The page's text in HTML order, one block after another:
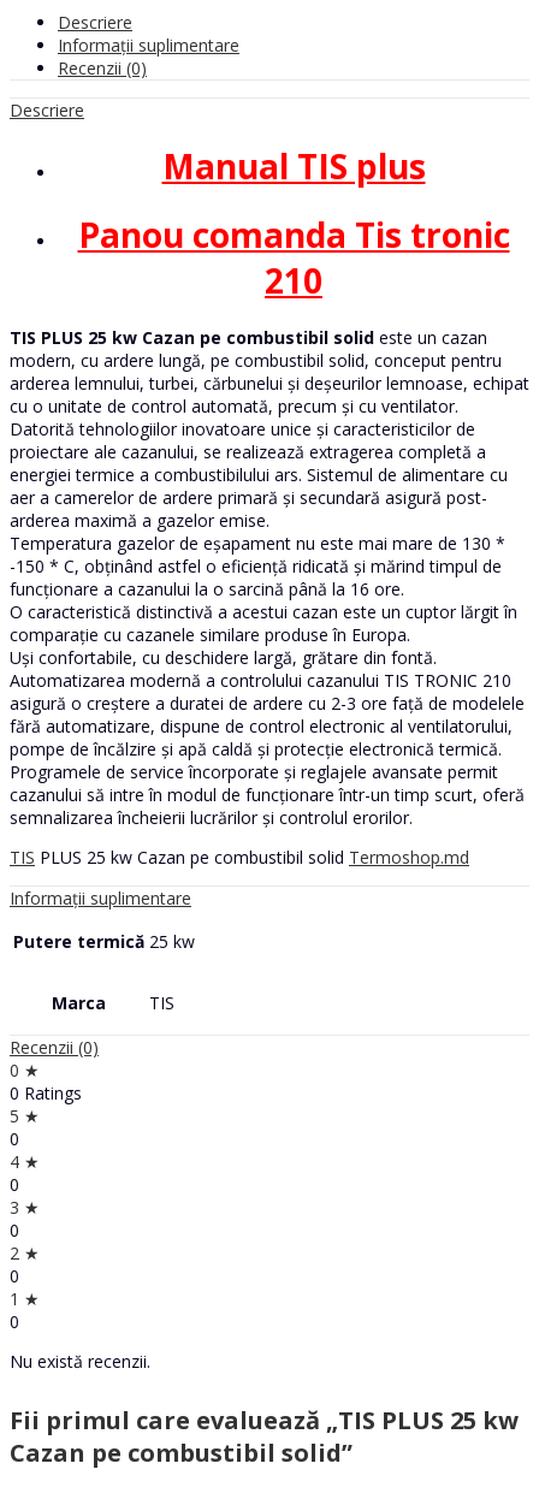
solid
quantity
Descriere
Informații suplimentare
Recenzii (0)
Descriere
Manual TIS plus
Panou comanda Tis tronic
210
TIS PLUS 25 kw Cazan pe combustibil solid este un cazan
modern, cu ardere lungă, pe combustibil solid, conceput pentru
arderea lemnului, turbei, cărbunelui și deșeurilor lemnoase, echipat
cu o unitate de control automată, precum și cu ventilator.
Datorită tehnologiilor inovatoare unice și caracteristicilor de
proiectare ale cazanului, se realizează extragerea completă a
energiei termice a combustibilului ars. Sistemul de alimentare cu
aer a camerelor de ardere primară și secundară asigură post-
arderea maximă a gazelor emise.
Temperatura gazelor de eșapament nu este mai mare de 130 *
-150 * C, obținând astfel o eficiență ridicată și mărind timpul de
funcționare a cazanului la o sarcină până la 16 ore.
O caracteristică distinctivă a acestui cazan este un cuptor lărgit în
comparație cu cazanele similare produse în Europa.
Uși confortabile, cu deschidere largă, grătare din fontă.
Automatizarea modernă a controlului cazanului TIS TRONIC 210
asigură o creștere a duratei de ardere cu 2-3 ore față de modelele
fără automatizare, dispune de control electronic al ventilatorului,
pompe de încălzire și apă caldă și protecție electronică termică.
Programele de service încorporate și reglajele avansate permit
cazanului să intre în modul de funcționare într-un timp scurt, oferă
semnalizarea încheierii lucrărilor și controlul erorilor.
TIS PLUS 25 kw Cazan pe combustibil solid Termoshop.md
Informații suplimentare
Putere termică 25 kw
Marca
TIS
Recenzii (0)
0 ★
0 Ratings
5 ★
0
4 ★
0
3 ★
0
2 ★
0
1 ★
0
Nu există recenzii.
Fii primul care evaluează „TIS PLUS 25 kw
Cazan pe combustibil solid”